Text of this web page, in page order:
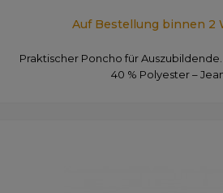
Auf Bestellung binnen 2
Praktischer Poncho für
40 % Polyester –